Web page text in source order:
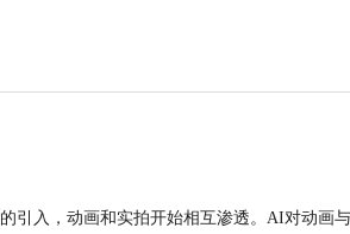
引入，动画和实拍开始相互渗透。AI对动画